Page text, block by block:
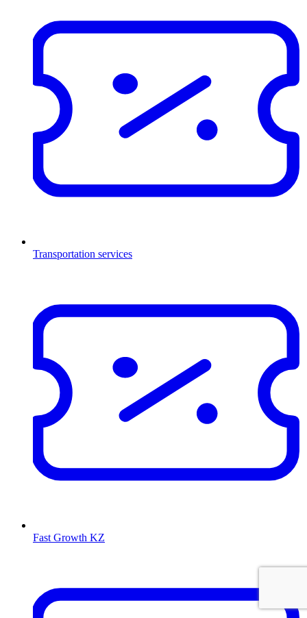
Transportation services
Fast Growth KZ